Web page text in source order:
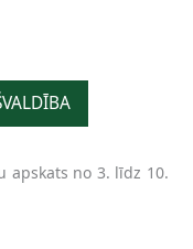
apskats no 3. līdz 10.